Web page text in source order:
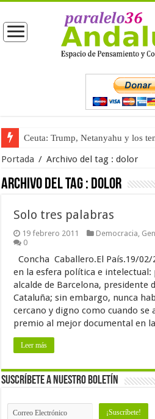
Ceuta: Trump, Netanyahu y los
Portada / Archivo del tag :dolor
Archivo del tag : dolor
Solo tres palabras
19 febrero 2011 Democracia,
0
Concha Caballero.El País.19/
en la esfera política e
alcalde de Barcelona, presidente
Cataluña; sin embargo, nunca
cercano y digno como cuando se
premio al mejor documental en
Leer más
Suscríbete a nuestro Boletín